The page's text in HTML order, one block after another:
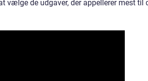
vælge de udgaver, der appellerer mest til